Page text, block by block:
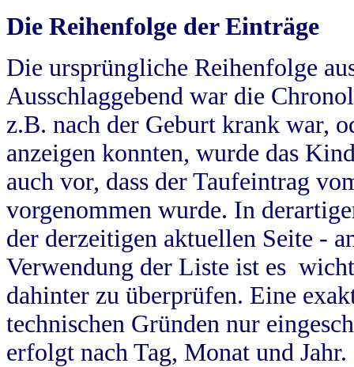
Die Reihenfolge der Einträge
Die ursprüngliche Reihenfolge
Ausschlaggebend war die
z.B. nach der Geburt krank war,
anzeigen konnten, wurde das
auch vor, dass der Taufeintrag
vorgenommen wurde. In
der derzeitigen aktuellen Seite -
Verwendung der Liste ist es
dahinter zu überprüfen. Eine
technischen Gründen nur
erfolgt nach Tag, Monat und Jahr.